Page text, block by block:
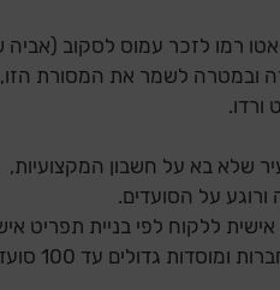
רמו לזכר עמוס לסקוב
למסעדה ובמטרה לשמר את המסורת
ורדו.
שלא בא על חשבון המקצועיות,
על הסועדים.
ללקוח לפי בניית תפריט
גדולים עד 100 סועדים.